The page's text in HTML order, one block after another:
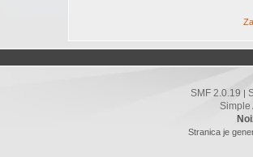
SMF 2.0.19
Simple
Stranica je